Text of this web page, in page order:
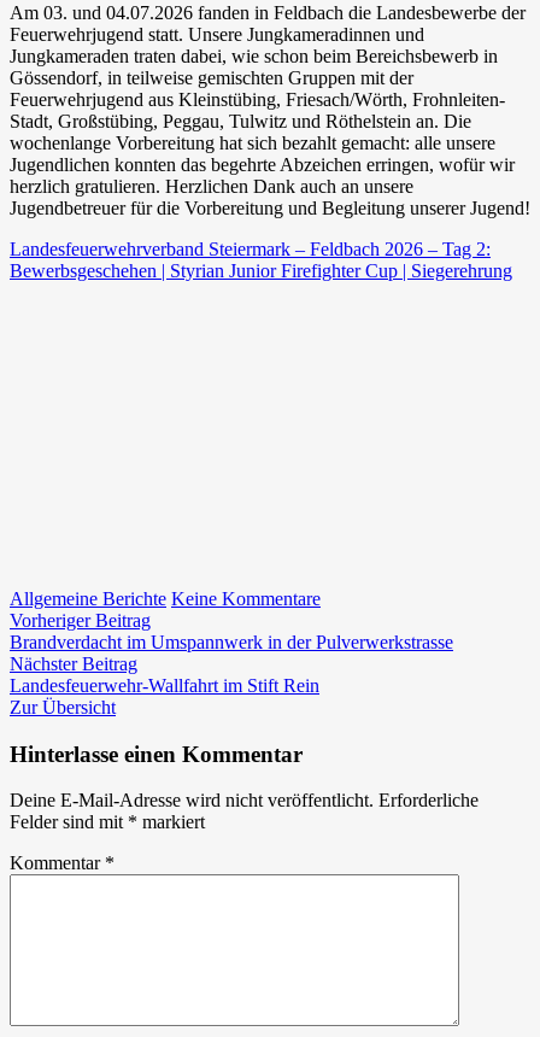
Feuerwehrjugend
in
Feldbach
Am 03. und 04.07.2026 fanden in Feldbach die Landesbewerbe der
Feuerwehrjugend statt. Unsere Jungkameradinnen und
Jungkameraden traten dabei, wie schon beim Bereichsbewerb in
Gössendorf, in teilweise gemischten Gruppen mit der
Feuerwehrjugend aus Kleinstübing, Friesach/Wörth, Frohnleiten-
Stadt, Großstübing, Peggau, Tulwitz und Röthelstein an. Die
wochenlange Vorbereitung hat sich bezahlt gemacht: alle unsere
Jugendlichen konnten das begehrte Abzeichen erringen, wofür wir
herzlich gratulieren. Herzlichen Dank auch an unsere
Jugendbetreuer für die Vorbereitung und Begleitung unserer Jugend!
Landesfeuerwehrverband Steiermark – Feldbach 2026 – Tag 2:
Bewerbsgeschehen | Styrian Junior Firefighter Cup | Siegerehrung
Allgemeine Berichte Keine Kommentarezu
Feuerwehrjugend
Beitragsnavigation
Vorheriger BeitragVorheriger
Beitrag:
Brandverdacht im Umspannwerk in der Pulverwerkstrasse
Nächster BeitragNächster
Beitrag:
Landesfeuerwehr-Wallfahrt im Stift Rein
Zur Übersicht
Hinterlasse einen Kommentar
Deine E-Mail-Adresse wird nicht veröffentlicht. Erforderliche
Felder sind mit * markiert
Kommentar *